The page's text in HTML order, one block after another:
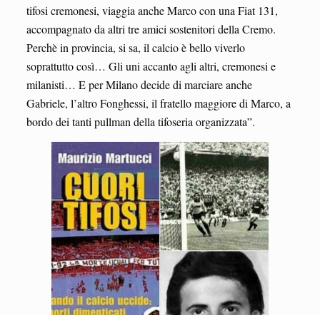
tifosi cremonesi, viaggia anche Marco con una Fiat 131,
accompagnato da altri tre amici sostenitori della Cremo.
Perchè in provincia, si sa, il calcio è bello viverlo
soprattutto così… Gli uni accanto agli altri, cremonesi e
milanisti… E per Milano decide di marciare anche
Gabriele, l’altro Fonghessi, il fratello maggiore di Marco, a
bordo dei tanti pullman della tifoseria organizzata”.